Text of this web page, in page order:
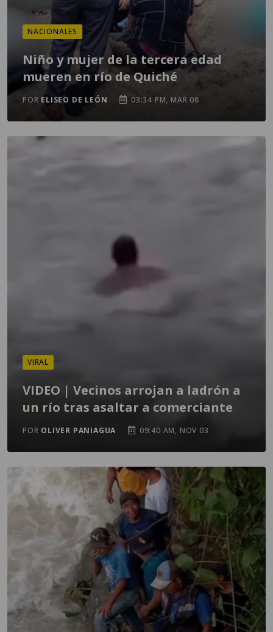
NACIONALES
Niño y mujer de la tercera edad
mueren en río de Quiché
POR ELISEO DE LEÓN 03:34 PM, MAR 08
VIRAL
VIDEO | Vecinos arrojan a ladrón a
un río tras asaltar a comerciante
POR OLIVER PANIAGUA 09:40 AM, NOV 03